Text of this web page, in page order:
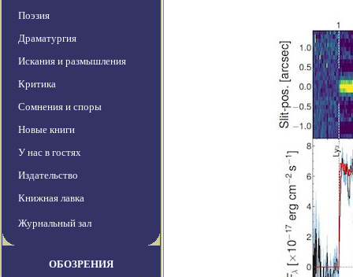
Поэзия
Драматургия
Искания и размышления
Критика
Сомнения и споры
Новые книги
У нас в гостях
Издательство
Книжная лавка
Журнальный зал
ОБОЗРЕНИЯ